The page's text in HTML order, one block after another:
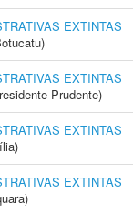
EXTINTAS
EXTINTAS
Prudente)
EXTINTAS
EXTINTAS